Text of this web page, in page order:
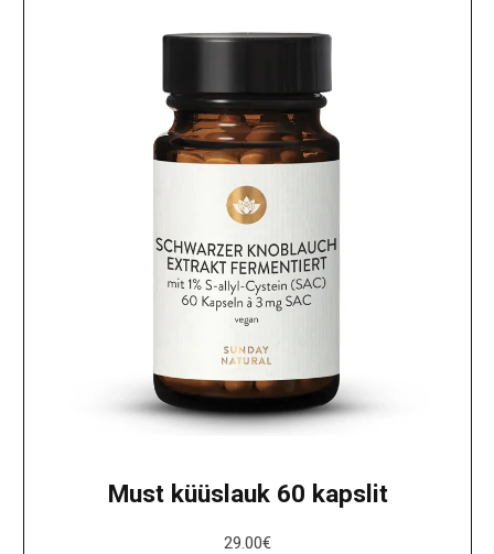
Must küüslauk 60 kapslit
29.00€